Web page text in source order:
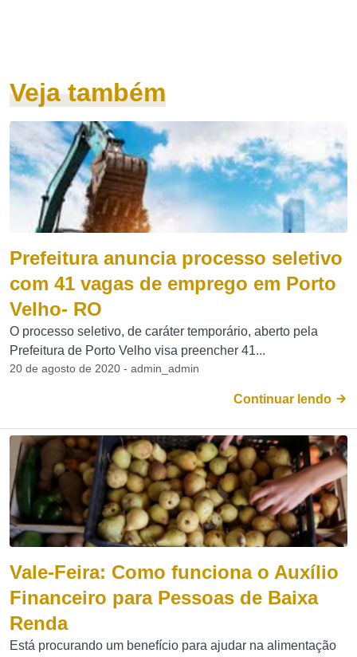
Veja também
Prefeitura anuncia processo seletivo
com 41 vagas de emprego em Porto
Velho- RO
O processo seletivo, de caráter temporário, aberto pela
Prefeitura de Porto Velho visa preencher 41...
20 de agosto de 2020 - admin_admin
Continuar lendo
Vale-Feira: Como funciona o Auxílio
Financeiro para Pessoas de Baixa
Renda
Está procurando um benefício para ajudar na alimentação